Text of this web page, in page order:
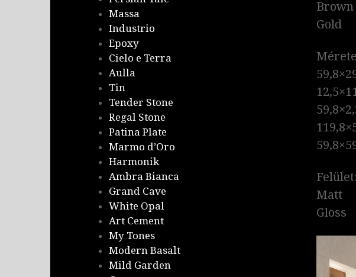
Brown
Gold
Felület:
Matt
Gloss
Massa
Industrio
Epoxy
Cielo e Terra
Aulla
Tin
Tender Stone
Regal Stone
Patina Plate
Marmo d’Oro
Harmonik
Ambra Bianca
Grand Cave
White Opal
Art Cement
My Tones
Modern Basalt
Mild Garden